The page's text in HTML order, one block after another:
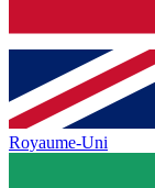
Royaume-Uni